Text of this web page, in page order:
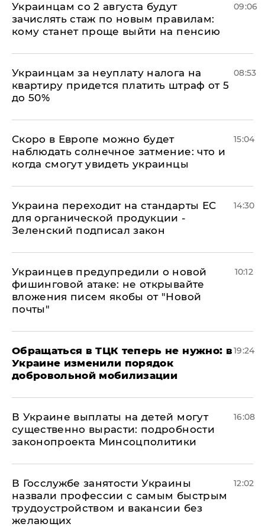
Украинцам со 2 августа будут
зачислять стаж по новым правилам:
кому станет проще выйти на пенсию
09:06
Украинцам за неуплату налога на
квартиру придется платить штраф от 5
до 50%
08:53
Скоро в Европе можно будет
наблюдать солнечное затмение: что и
когда смогут увидеть украинцы
15:04
Украина переходит на стандарты ЕС
для органической продукции -
Зеленский подписал закон
14:30
Украинцев предупредили о новой
фишинговой атаке: не открывайте
вложения писем якобы от "Новой
почты"
10:12
Обращаться в ТЦК теперь не нужно: в
Украине изменили порядок
добровольной мобилизации
19:24
В Украине выплаты на детей могут
существенно вырасти: подробности
законопроекта Минсоцполитики
16:08
В Госслужбе занятости Украины
назвали профессии с самым быстрым
трудоустройством и вакансии без
желающих
12:02